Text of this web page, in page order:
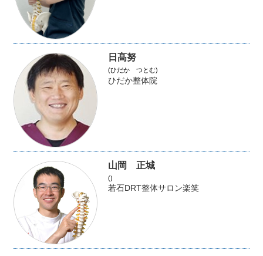
日髙努
(ひだか つとむ)
ひだか整体院
山岡 正城
()
若石DRT整体サロン楽笑